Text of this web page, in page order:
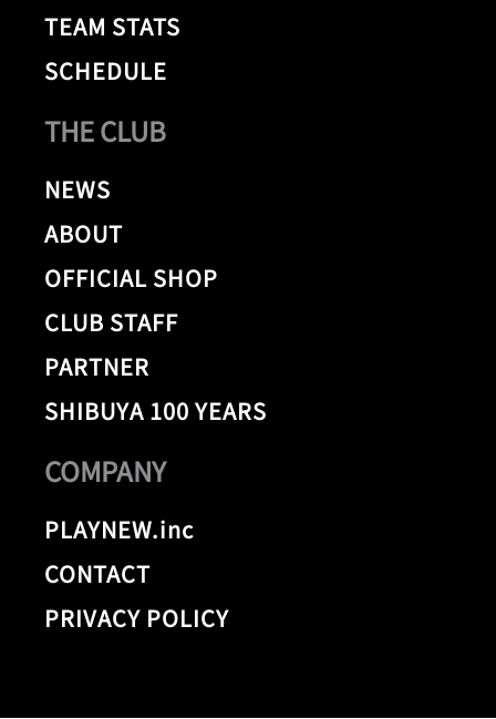
THE CLUB
NEWS
ABOUT
OFFICIAL SHOP
CLUB STAFF
PARTNER
SHIBUYA 100 YEARS
COMPANY
PLAYNEW.inc
CONTACT
PRIVACY POLICY
TEAM STATS
SCHEDULE